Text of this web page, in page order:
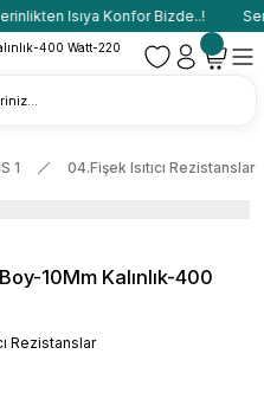
Isıya Konfor Bizde..!
1 04.Fişek Isıtıcı Rezistanslar
10Mm Kalınlık-400
Rezistanslar